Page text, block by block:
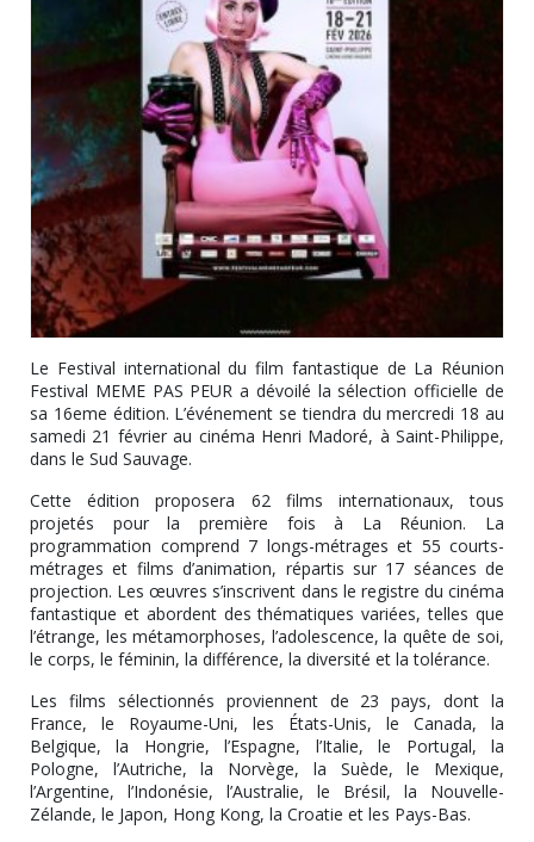
Le Festival international du film fantastique de La Réunion
Festival MEME PAS PEUR a dévoilé la sélection officielle de
sa 16eme édition. L’événement se tiendra du mercredi 18 au
samedi 21 février au cinéma Henri Madoré, à Saint-Philippe,
dans le Sud Sauvage.
Cette édition proposera 62 films internationaux, tous
projetés pour la première fois à La Réunion. La
programmation comprend 7 longs-métrages et 55 courts-
métrages et films d’animation, répartis sur 17 séances de
projection. Les œuvres s’inscrivent dans le registre du cinéma
fantastique et abordent des thématiques variées, telles que
l’étrange, les métamorphoses, l’adolescence, la quête de soi,
le corps, le féminin, la différence, la diversité et la tolérance.
Les films sélectionnés proviennent de 23 pays, dont la
France, le Royaume-Uni, les États-Unis, le Canada, la
Belgique, la Hongrie, l’Espagne, l’Italie, le Portugal, la
Pologne, l’Autriche, la Norvège, la Suède, le Mexique,
l’Argentine, l’Indonésie, l’Australie, le Brésil, la Nouvelle-
Zélande, le Japon, Hong Kong, la Croatie et les Pays-Bas.